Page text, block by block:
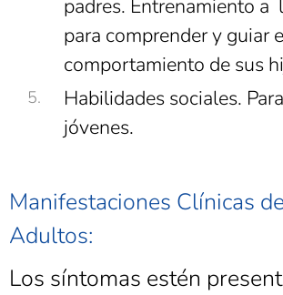
padres. Entrenamiento a
para comprender y guiar
comportamiento de sus
Habilidades sociales.
jóvenes.
Manifestaciones Clínicas
Adultos:
Los síntomas estén